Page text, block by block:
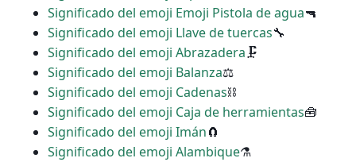
Significado del emoji Emoji Pistola de agua🔫
Significado del emoji Llave de tuercas🔧
Significado del emoji Abrazadera🗜
Significado del emoji Balanza⚖
Significado del emoji Cadenas⛓
Significado del emoji Caja de herramientas🧰
Significado del emoji Imán🧲
Significado del emoji Alambique⚗